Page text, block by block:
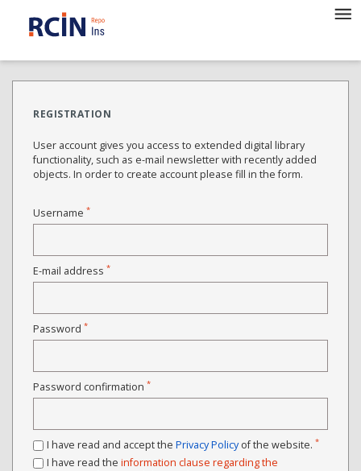
REGISTRATION
User account gives you access to extended digital library
functionality, such as e-mail newsletter with recently added
objects. In order to create account please fill in the form.
Username *
E-mail address *
Password *
Password confirmation *
I have read and accept the Privacy Policyof the website. *
I have read the information clause regarding the